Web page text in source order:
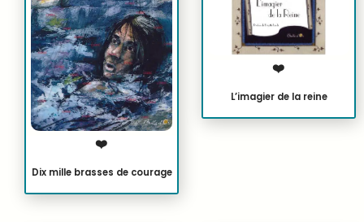
❤️
Dix mille brasses de courage
❤️
L’imagier de la reine